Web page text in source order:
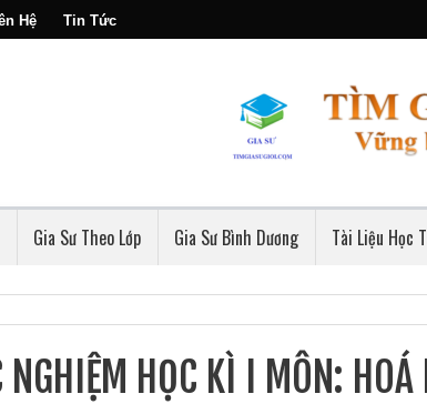
Hệ Tin Tức
Gia Sư Theo Lớp Gia Sư Bình Dương Tài Liệu Học
NGHIỆM HỌC KÌ I MÔN: HOÁ